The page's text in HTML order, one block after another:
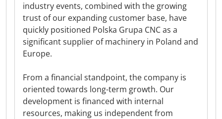
industry events, combined with the growing
trust of our expanding customer base, have
quickly positioned Polska Grupa CNC as a
significant supplier of machinery in Poland and
Europe.
From a financial standpoint, the company is
oriented towards long-term growth. Our
development is financed with internal
resources, making us independent from